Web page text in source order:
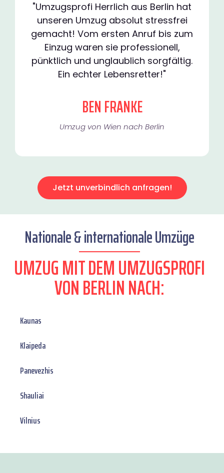
"Umzugsprofi Herrlich aus Berlin hat
unseren Umzug absolut stressfrei
gemacht! Vom ersten Anruf bis zum
Einzug waren sie professionell,
pünktlich und unglaublich sorgfältig.
Ein echter Lebensretter!"
BEN FRANKE
Umzug von Wien nach Berlin
Jetzt unverbindlich anfragen!
Nationale & internationale Umzüge
UMZUG MIT DEM UMZUGSPROFI
VON BERLIN NACH:
Kaunas
Klaipeda
Panevezhis
Shauliai
Vilnius